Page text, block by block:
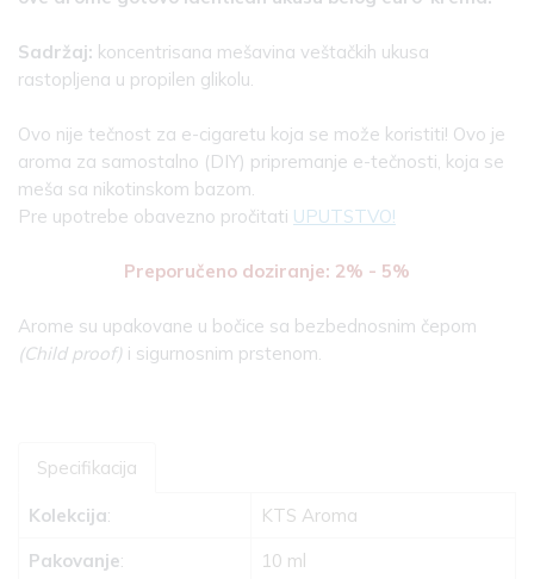
Sadržaj: koncentrisana mešavina veštačkih ukusa
rastopljena u propilen glikolu.
Ovo nije tečnost za e-cigaretu koja se može koristiti! Ovo je
aroma za samostalno (DIY) pripremanje e-tečnosti, koja se
meša sa nikotinskom bazom.
Pre upotrebe obavezno pročitati UPUTSTVO!
Preporučeno doziranje: 2% - 5%
Arome su upakovane u bočice sa bezbednosnim čepom
(Child proof) i sigurnosnim prstenom.
Specifikacija
Kolekcija:
KTS Aroma
Pakovanje: 10 ml